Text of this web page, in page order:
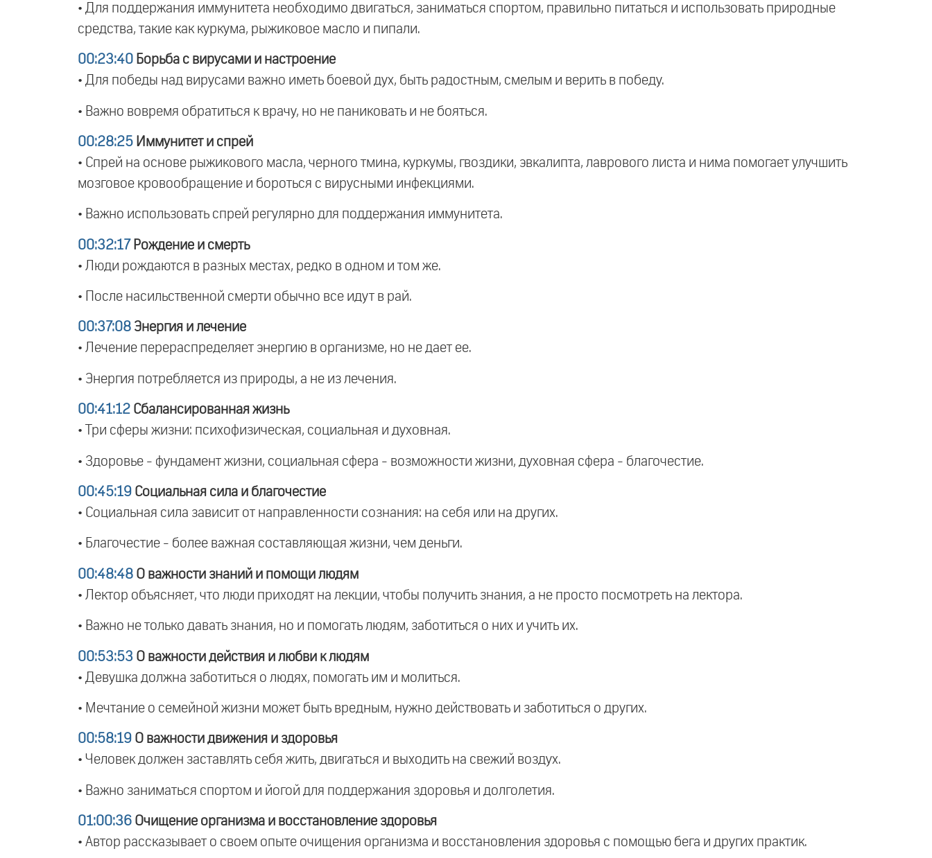
• Для поддержания иммунитета необходимо двигаться, заниматься спортом, правильно питаться и использовать природные
средства, такие как куркума, рыжиковое масло и пипали.
00:23:40 Борьба с вирусами и настроение
• Для победы над вирусами важно иметь боевой дух, быть радостным, смелым и верить в победу.
• Важно вовремя обратиться к врачу, но не паниковать и не бояться.
00:28:25 Иммунитет и спрей
• Спрей на основе рыжикового масла, черного тмина, куркумы, гвоздики, эвкалипта, лаврового листа и нима помогает улучшить
мозговое кровообращение и бороться с вирусными инфекциями.
• Важно использовать спрей регулярно для поддержания иммунитета.
00:32:17 Рождение и смерть
• Люди рождаются в разных местах, редко в одном и том же.
• После насильственной смерти обычно все идут в рай.
00:37:08 Энергия и лечение
• Лечение перераспределяет энергию в организме, но не дает ее.
• Энергия потребляется из природы, а не из лечения.
00:41:12 Сбалансированная жизнь
• Три сферы жизни: психофизическая, социальная и духовная.
• Здоровье - фундамент жизни, социальная сфера - возможности жизни, духовная сфера - благочестие.
00:45:19 Социальная сила и благочестие
• Социальная сила зависит от направленности сознания: на себя или на других.
• Благочестие - более важная составляющая жизни, чем деньги.
00:48:48 О важности знаний и помощи людям
• Лектор объясняет, что люди приходят на лекции, чтобы получить знания, а не просто посмотреть на лектора.
• Важно не только давать знания, но и помогать людям, заботиться о них и учить их.
00:53:53 О важности действия и любви к людям
• Девушка должна заботиться о людях, помогать им и молиться.
• Мечтание о семейной жизни может быть вредным, нужно действовать и заботиться о других.
00:58:19 О важности движения и здоровья
• Человек должен заставлять себя жить, двигаться и выходить на свежий воздух.
• Важно заниматься спортом и йогой для поддержания здоровья и долголетия.
01:00:36 Очищение организма и восстановление здоровья
• Автор рассказывает о своем опыте очищения организма и восстановления здоровья с помощью бега и других практик.